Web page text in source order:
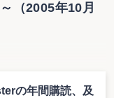
（2005年10月
の年間購読、 及